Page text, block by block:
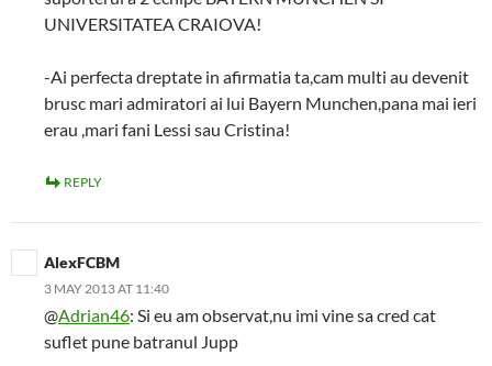
UNIVERSITATEA CRAIOVA!
-Ai perfecta dreptate in afirmatia ta,cam multi au devenit
brusc mari admiratori ai lui Bayern Munchen,pana mai ieri
erau ,mari fani Lessi sau Cristina!
REPLY
AlexFCBM
3 MAY 2013 AT 11:40
@Adrian46: Si eu am observat,nu imi vine sa cred cat
suflet pune batranul Jupp